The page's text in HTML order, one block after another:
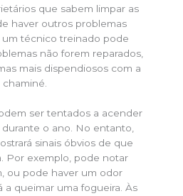
que sabem limpar as
haver outros problemas
técnico treinado pode
não forem reparados,
mais dispendiosos com a
chaminé.
ser tentados a acender
durante o ano. No entanto,
sinais óbvios de que
Por exemplo, pode notar
ou pode haver um odor
a queimar uma fogueira. Às